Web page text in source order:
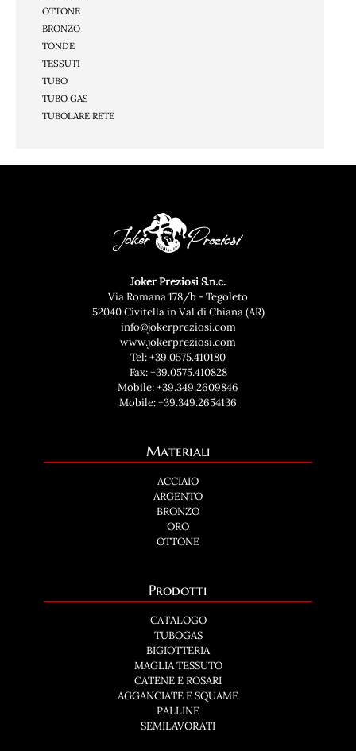
OTTONE
BRONZO
TONDE
TESSUTI
TUBO
TUBO GAS
TUBOLARE RETE
Joker Preziosi S.n.c.
Via Romana 178/b - Tegoleto
52040 Civitella in Val di Chiana (AR)
info@jokerpreziosi.com
www.jokerpreziosi.com
Tel:+39.0575.410180
Fax: +39.0575.410828
Mobile:+39.349.2609846
Mobile:+39.349.2654136
Materiali
ACCIAIO
ARGENTO
BRONZO
ORO
OTTONE
Prodotti
CATALOGO
TUBOGAS
BIGIOTTERIA
MAGLIA TESSUTO
CATENE E ROSARI
AGGANCIATE E SQUAME
PALLINE
SEMILAVORATI